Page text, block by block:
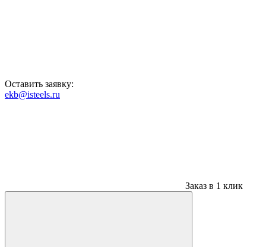
Оставить заявку:
ekb@isteels.ru
Заказ в 1 клик